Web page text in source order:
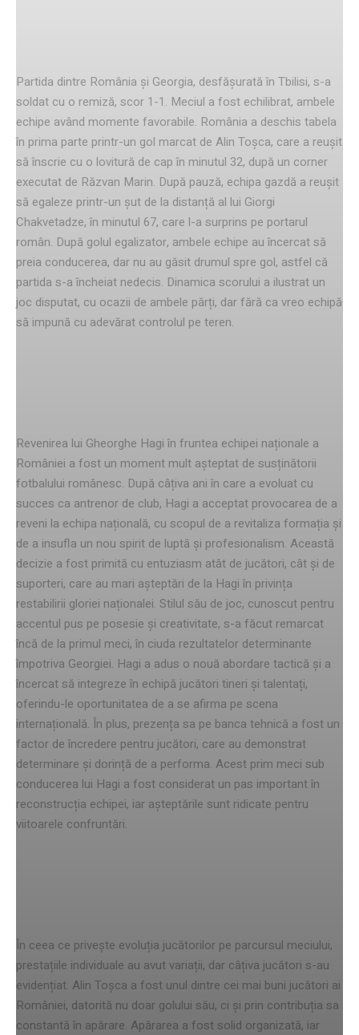
Partida dintre România și Georgia, desfășurată în Tbilisi, s-a
soldat cu o remiză, scor 1-1. Meciul a fost echilibrat, ambele
echipe având momente favorabile. România a deschis tabela
în prima parte printr-un gol marcat de Alin Toșca, care a reușit
să înscrie cu o lovitură de cap în minutul 32, după un corner
executat de Răzvan Marin. După pauză, echipa gazdă a reușit
să egaleze printr-un șut de la distanță al lui Giorgi
Chakvetadze, în minutul 67, care l-a surprins pe portarul
român. După golul egalizator, ambele echipe au încercat să
preia conducerea, dar nu au găsit drumul spre gol, astfel că
partida s-a încheiat nedecis. Dinamica scorului a ilustrat un
joc disputat, cu ocazii de ambele părți, dar fără ca vreo echipă
să impună cu adevărat controlul pe teren.
Revenirea lui Gheorghe Hagi în fruntea echipei naționale a
României a fost un moment mult așteptat de susținătorii
fotbalului românesc. După câțiva ani în care a evoluat cu
succes ca antrenor de club, Hagi a acceptat provocarea de a
reveni la echipa națională, cu scopul de a revitaliza formația și
de a insufla un nou spirit de luptă și profesionalism. Această
decizie a fost primită cu entuziasm atât de jucători, cât și de
suporteri, care au mari așteptări de la Hagi în privința
restabilirii gloriei naționalei. Stilul său de joc, cunoscut pentru
accentul pus pe posesie și creativitate, s-a făcut remarcat
încă de la primul meci, în ciuda rezultatelor determinante
împotriva Georgiei. Hagi a adus o nouă abordare tactică și a
încercat să integreze în echipă jucători tineri și talentați,
oferindu-le oportunitatea de a se afirma pe scena
internațională. În plus, prezența sa pe banca tehnică a fost un
factor de încredere pentru jucători, care au demonstrat
determinare și dorință de a performa. Acest prim meci sub
conducerea lui Hagi a fost considerat un pas important în
reconstrucția echipei, iar așteptările sunt ridicate pentru
viitoarele confruntări.
În ceea ce privește evoluția jucătorilor pe parcursul meciului,
prestațiile individuale au avut variații, dar câțiva jucători s-au
evidențiat. Alin Toșca a fost unul dintre cei mai buni jucători ai
României, datorită nu doar golului său, ci și prin contribuția sa
constantă în apărare. Apărarea a fost solid organizată, iar